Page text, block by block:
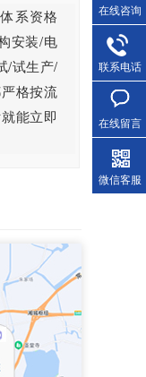
系资格
安装/电
/试生产/
格按流
能立即
在线咨询
联系电话
在线留言
微信客服